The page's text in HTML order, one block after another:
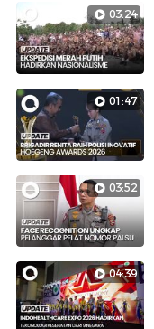
03:24
01:47
03:52
04:39